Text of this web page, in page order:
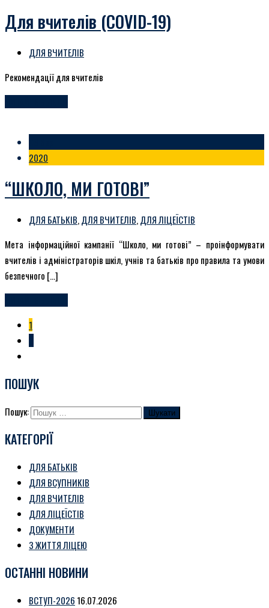
Для вчителів (COVID-19)
ДЛЯ ВЧИТЕЛІВ
Рекомендації для вчителів
2020
“ШКОЛО, МИ ГОТОВІ”
ДЛЯ БАТЬКІВ,ДЛЯ ВЧИТЕЛІВ,ДЛЯ ЛІЦЕЇСТІВ
Мета інформаційної кампанії “Школо, ми готові” – проінформувати
вчителів і адміністраторів шкіл, учнів та батьків про правила та умови
безпечного […]
1
ПОШУК
Пошук:
КАТЕГОРІЇ
ДЛЯ БАТЬКІВ
ДЛЯ ВСУПНИКІВ
ДЛЯ ВЧИТЕЛІВ
ДЛЯ ЛІЦЕЇСТІВ
ДОКУМЕНТИ
З ЖИТТЯ ЛІЦЕЮ
ОСТАННІ НОВИНИ
ВСТУП-2026 16.07.2026